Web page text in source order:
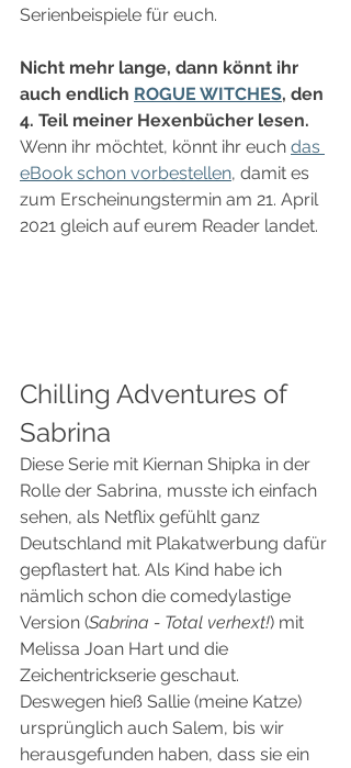
Serienbeispiele für euch.
Nicht mehr lange, dann könnt ihr
auch endlich ROGUE WITCHES, den
4. Teil meiner Hexenbücher lesen.
Wenn ihr möchtet, könnt ihr euch das
eBook schon vorbestellen, damit es
zum Erscheinungstermin am 21. April
2021 gleich auf eurem Reader landet.
Chilling Adventures of
Sabrina
Diese Serie mit Kiernan Shipka in der
Rolle der Sabrina, musste ich einfach
sehen, als Netflix gefühlt ganz
Deutschland mit Plakatwerbung dafür
gepflastert hat. Als Kind habe ich
nämlich schon die comedylastige
Version (Sabrina - Total verhext!) mit
Melissa Joan Hart und die
Zeichentrickserie geschaut.
Deswegen hieß Sallie (meine Katze)
ursprünglich auch Salem, bis wir
herausgefunden haben, dass sie ein